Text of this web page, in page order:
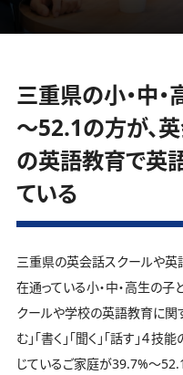
三重県の小・中
～52.1の方が、
の英語教育で英
ている
三重県の英会話スクールや英
在通っている小・中・高生の
クールや学校の英語教育に関
む」「書く」「聞く」「話す」
じているご家庭が39.7%～